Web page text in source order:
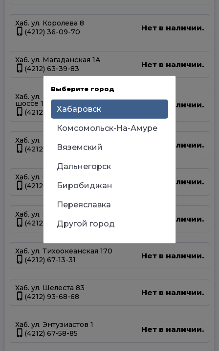
Хаб. ул. Королева 8
(4212) 36-09-70
Нет в наличии.
Хаб. ул. Магаданская 1А
(4212) 63-39-83
Нет в наличии.
Хаб. ул. Матвеевское
шоссе 13А
(4212) 69-93-93
Нет в наличии.
Хаб. ул. Панфиловцев 14Б
(4212) 63-22-47
Нет в наличии.
Хаб. ул. Серышева 34
(4212) 47-44-66
Нет в наличии.
Хаб. ул. Суворова 45
(4212) 50-67-37
Нет в наличии.
Хаб. ул. Тихоокеанская 170
(4212) 67-13-31
Нет в наличии.
Хаб. ул. Шелеста 83
(4212) 93-68-68
Нет в наличии.
Хаб. ул. Энтузиастов 1
(4212) 67-58-85
Нет в наличии.
Выберите город
Хабаровск
Комсомольск-На-Амуре
Вяземский
Дальнегорск
Биробиджан
Переяславка
Другой город